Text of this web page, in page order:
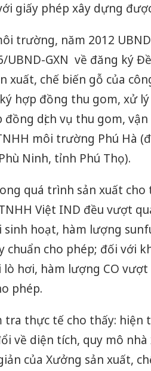
giấy phép xây dựng
trường, năm 2012
UBND-GXN về đăng ký
xuất, chế biến gỗ của
hợp đồng thu gom, xử
đồng dịch vụ thu gom,
môi trường Phú Hà
Ninh, tỉnh Phú Thọ).
quá trình sản xuất
Việt IND đều vượt
hoạt, hàm lượng
chuẩn cho phép; đối với
hơi, hàm lượng CO vượt
phép.
tra thực tế cho thấy: hiện
về diện tích, quy mô
của Xưởng sản xuất,